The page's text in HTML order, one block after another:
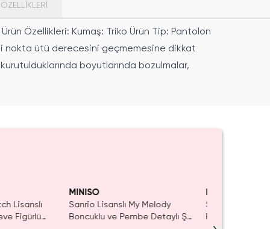
Özellikleri: Kumaş: Triko Ürün Tip: Pantolon
nokta ütü derecesini geçmemesine dikkat
boyutlarında bozulmalar,
Lisanslı
Figürlü
MINISO
Sanrio Lisanslı My Melody
Boncuklu ve Pembe Detaylı Şık
Sanrio Lisanslı
Renkli Boyama